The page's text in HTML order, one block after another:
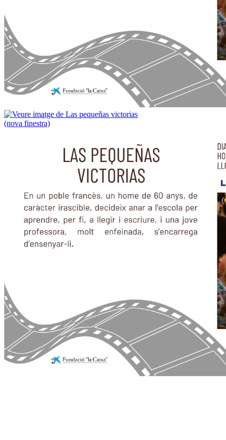
Centre
la
403 61
Avís legal